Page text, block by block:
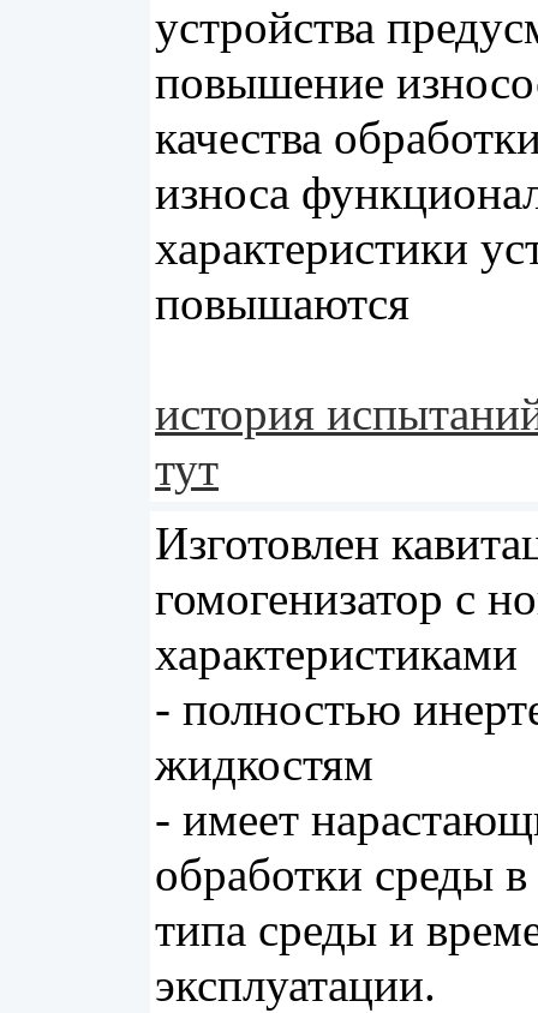
устройства
повышение
качества
износа
характеристики
повышаются
история
тут
Изготовлен
гомогенизатор с
характеристиками
- полностью
жидкостям
- имеет
обработки среды
типа среды и
эксплуатации.